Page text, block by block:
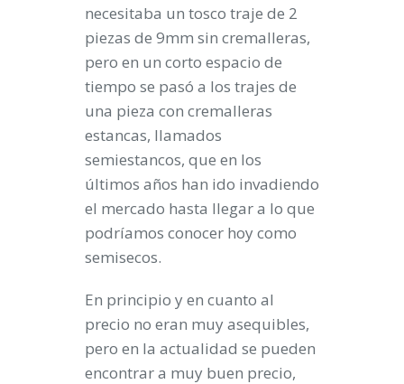
necesitaba un tosco traje de 2
piezas de 9mm sin cremalleras,
pero en un corto espacio de
tiempo se pasó a los trajes de
una pieza con cremalleras
estancas, llamados
semiestancos, que en los
últimos años han ido invadiendo
el mercado hasta llegar a lo que
podríamos conocer hoy como
semisecos.
En principio y en cuanto al
precio no eran muy asequibles,
pero en la actualidad se pueden
encontrar a muy buen precio,